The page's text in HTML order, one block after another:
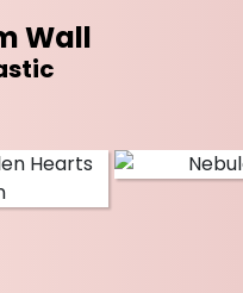
Wall